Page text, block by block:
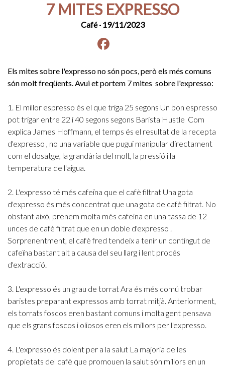
7 MITES EXPRESSO
Café· 19/11/2023
Els mites sobre l'expresso no són pocs, però els més comuns
són molt freqüents. Avui et portem 7 mites sobre l'expresso:
1. El millor espresso és el que triga 25 segons Un bon espresso
pot trigar entre 22 i 40 segons segons Barista Hustle Com
explica James Hoffmann, el temps és el resultat de la recepta
d'expresso , no una variable que pugui manipular directament
com el dosatge, la grandària del molt, la pressió i la
temperatura de l'aigua.
2. L'expresso té més cafeïna que el cafè filtrat Una gota
d'expresso és més concentrat que una gota de cafè filtrat. No
obstant això, prenem molta més cafeïna en una tassa de 12
unces de cafè filtrat que en un doble d'expresso .
Sorprenentment, el cafè fred tendeix a tenir un contingut de
cafeïna bastant alt a causa del seu llarg i lent procés
d'extracció.
3. L'expresso és un grau de torratAra és més comú trobar
baristes preparant expressos amb torrat mitjà. Anteriorment,
els torrats foscos eren bastant comuns i molta gent pensava
que els grans foscos i oliosos eren els millors per l'expresso.
4. L'expresso és dolent per a la salut La majoria de les
propietats del cafè que promouen la salut són millors en un